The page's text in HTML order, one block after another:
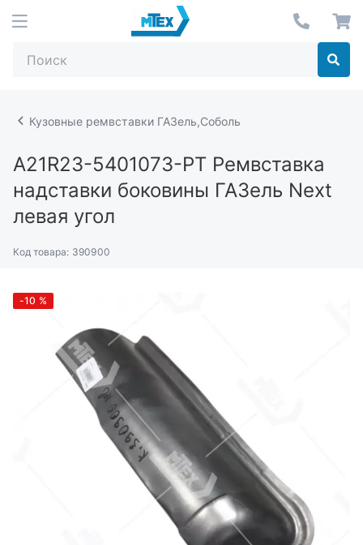
Кузовные ремвставки ГАЗель,Соболь
A21R23-5401073-РТ Ремвставка
надставки боковины ГАЗель Next
левая угол
Код товара: 390900
-10 %